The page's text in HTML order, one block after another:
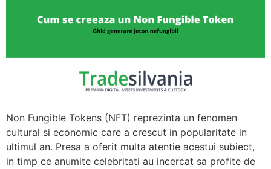
Non Fungible Tokens (NFT) reprezinta un fenomen
cultural si economic care a crescut in popularitate in
ultimul an. Presa a oferit multa atentie acestui subiect,
in timp ce anumite celebritati au incercat sa profite de